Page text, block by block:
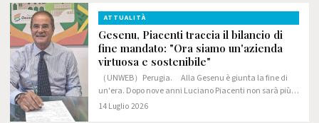
ATTUALITÀ
Gesenu, Piacenti traccia il bilancio di
fine mandato: "Ora siamo un'azienda
virtuosa e sostenibile"
（UNWEB）Perugia. Alla Gesenu è giunta la fine di
un'era. Dopo nove anni Luciano Piacenti non sarà più
l'amministratore delegato (a partire dal prossimo mese
14 Luglio 2026